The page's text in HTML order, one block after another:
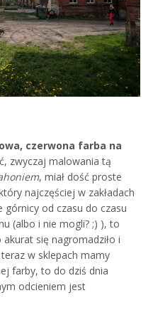
czerwona farba na
zwyczaj malowania tą
, miał dość proste
najczęściej w zakładach
górnicy od czasu do czasu
(albo i nie mogli? ;) ), to
się nagromadziło i
w sklepach mamy
farby, to do dziś dnia
odcieniem jest